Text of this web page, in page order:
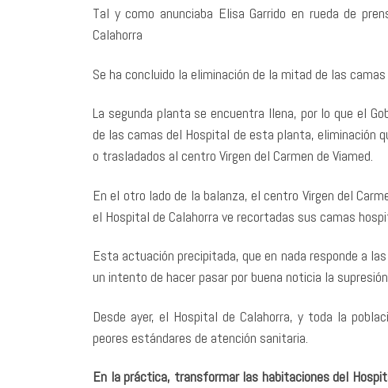
Tal y como anunciaba Elisa Garrido en rueda de
Calahorra
Se ha concluido la eliminación de la mitad de las
La segunda planta se encuentra llena, por lo que el
de las camas del Hospital de esta planta, eliminación
o trasladados al centro Virgen del Carmen de Viamed.
En el otro lado de la balanza, el centro Virgen del
el Hospital de Calahorra ve recortadas sus camas
Esta actuación precipitada, que en nada responde a
un intento de hacer pasar por buena noticia la
Desde ayer, el Hospital de Calahorra, y toda la
peores estándares de atención sanitaria.
En la práctica, transformar las habitaciones del